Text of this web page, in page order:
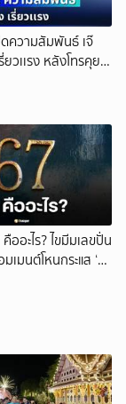
ดความสัมพันธ์ เจ๊
วเเรง หลังโทรคุย
ออะไร? ไขมีมเลขปั่น
เมนต์โหนกระแส ‘ยู